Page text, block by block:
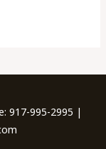
917-995-2995 |